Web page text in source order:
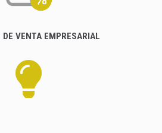
DE VENTA EMPRESARIAL